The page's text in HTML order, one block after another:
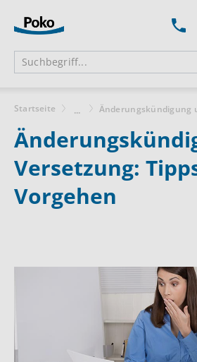
Startseite ...
Versetzung:
Vorgehen